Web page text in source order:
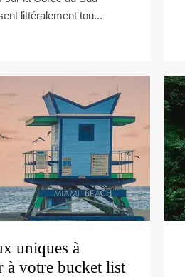
littéralement tou...
uniques à
à votre bucket list